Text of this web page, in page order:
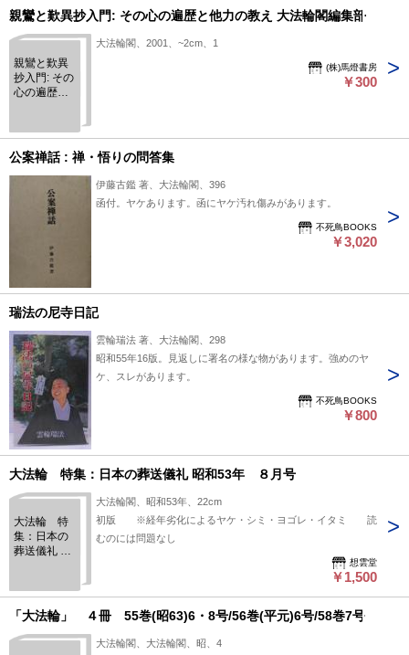
親鸞と歎異抄入門: その心の遍歴と他力の教え 大法輪閣編集部
親鸞と歎異
抄入門: その
心の遍歴と
集部
大法輪閣、2001、~2cm、1
(株)馬燈書房
￥300
公案禅話 : 禅・悟りの問答集
伊藤古鑑 著、大法輪閣、396
函付。ヤケあります。函にヤケ汚れ傷みがあります。
不死鳥BOOKS
￥3,020
瑞法の尼寺日記
雲輪瑞法 著、大法輪閣、298
昭和55年16版。見返しに署名の様な物があります。強めのヤ
ケ、スレがあります。
不死鳥BOOKS
￥800
大法輪 特集：日本の葬送儀礼 昭和53年 ８月号
大法輪 特
集：日本の
葬送儀礼 昭
大法輪閣、昭和53年、22cm
初版 ※経年劣化によるヤケ・シミ・ヨゴレ・イタミ 読
むのには問題なし
想雲堂
￥1,500
「大法輪」 ４冊 55巻(昭63)6・8号/56巻(平元)6号/58巻7号
大法輪閣、大法輪閣、昭、4